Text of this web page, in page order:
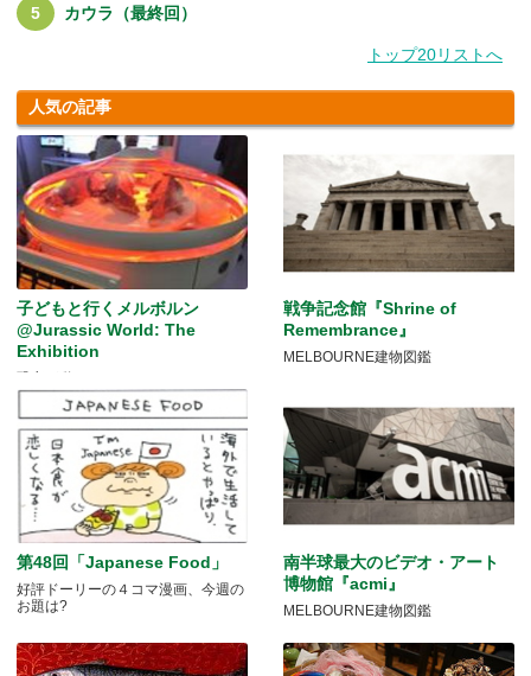
カウラ（最終回）
トップ20リストへ
人気の記事
子どもと行くメルボルン
@Jurassic World: The
Exhibition
戦争記念館『Shrine of
Remembrance』
MELBOURNE建物図鑑
第48回「Japanese Food」
好評ドーリーの４コマ漫画、今週の
お題は?
南半球最大のビデオ・アート
博物館『acmi』
MELBOURNE建物図鑑